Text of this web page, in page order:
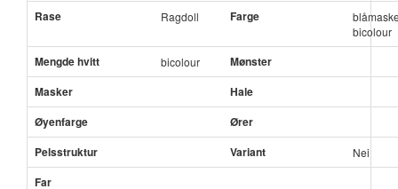
Rase
Ragdoll Farge
bicolour
Mengde hvitt bicolour
Mønster
Masker
Hale
Øyenfarge
Ører
Pelsstruktur
Variant Nei
Far